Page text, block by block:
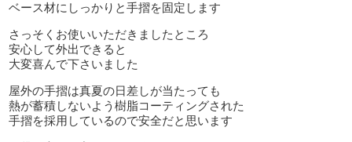
ベース材にしっかりと手摺を固定します
さっそくお使いいただきましたところ
安心して外出できると
大変喜んで下さいました
屋外の手摺は真夏の日差しが当たっても
熱が蓄積しないよう樹脂コーティングされた
手摺を採用しているので安全だと思います